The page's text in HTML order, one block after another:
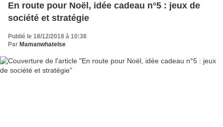
En route pour Noël, idée cadeau n°5 : jeux de
société et stratégie
Publié le 18/12/2018 à 10:38
Par Mamanwhatelse